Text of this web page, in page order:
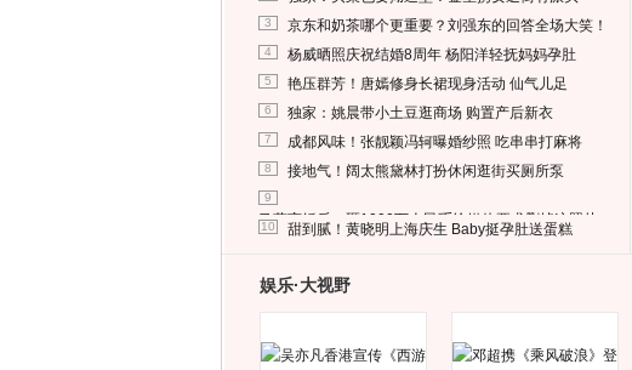
3 京东和奶茶哪个更重要？刘强东的回答全场大笑！
4 杨威晒照庆祝结婚8周年 杨阳洋轻抚妈妈孕肚
5 艳压群芳！唐嫣修身长裙现身活动 仙气儿足
6 独家：姚晨带小土豆逛商场 购置产后新衣
7 成都风味！张靓颖冯轲曝婚纱照 吃串串打麻将
8 接地气！阔太熊黛林打扮休闲逛街买厕所泵
9
马蓉离婚后，砸1000万人民币给媒体要求删掉这照片
10 甜到腻！黄晓明上海庆生 Baby挺孕肚送蛋糕
娱乐·大视野